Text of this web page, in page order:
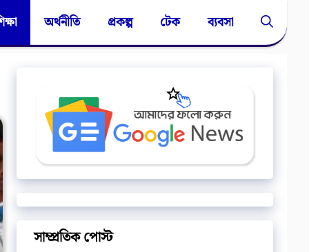
অর্থনীতি প্রকল্প টেক ব্যবসা
সাম্প্রতিক পোস্ট